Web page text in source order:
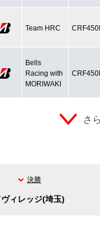
Team HRC
Bells
Racing with
MORIWAKI
さ
ィレッジ(埼玉)
決勝